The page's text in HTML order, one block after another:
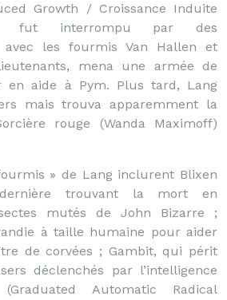
Growth / Croissance Induite
fut interrompu par des
avec les fourmis Van Hallen et
mena une armée de
en aide à Pym. Plus tard, Lang
mais trouva apparemment la
rouge (Wanda Maximoff)
» de Lang inclurent Blixen
trouvant la mort en
mutés de John Bizarre ;
à taille humaine pour aider
de corvées ; Gambit, qui périt
déclenchés par l’intelligence
Automatic Radical